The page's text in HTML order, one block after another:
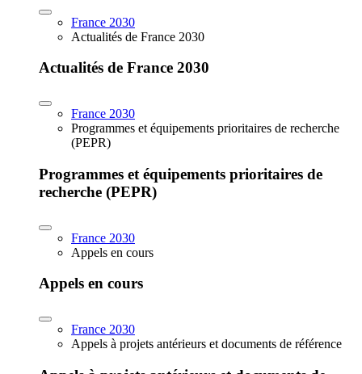
France 2030
Actualités de France 2030
Actualités de France 2030
France 2030
Programmes et équipements prioritaires de recherche
(PEPR)
Programmes et équipements prioritaires de
recherche (PEPR)
France 2030
Appels en cours
Appels en cours
France 2030
Appels à projets antérieurs et documents de référence